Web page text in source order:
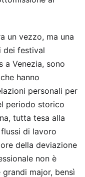
un vezzo, ma una
dei festival
a Venezia, sono
hanno
personali per
periodo storico
tutta tesa alla
di lavoro
della deviazione
non è
major, bensì